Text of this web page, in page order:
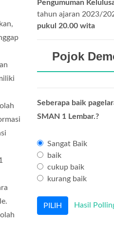
Pengumuman
tahun ajaran 2023/
pukul 20.00 wita
Pojok
Seberapa baik
SMAN 1 Lembar.?
Sangat Baik
baik
cukup baik
kurang baik
Hasil